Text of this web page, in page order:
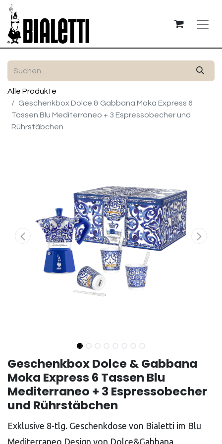
Alle Produkte
Geschenkbox Dolce & Gabbana Moka Express 6
Tassen Blu Mediterraneo + 3 Espressobecher und
Rührstäbchen
Geschenkbox Dolce & Gabbana
Moka Express 6 Tassen Blu
Mediterraneo + 3 Espressobecher
und Rührstäbchen
Exklusive 8-tlg. Geschenkdose von Bialetti im Blu
Mediterraneo Design von Dolce&Gabbana